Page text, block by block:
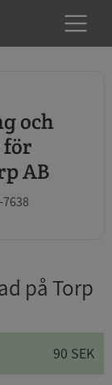
för
AB
på Torp
90 SEK